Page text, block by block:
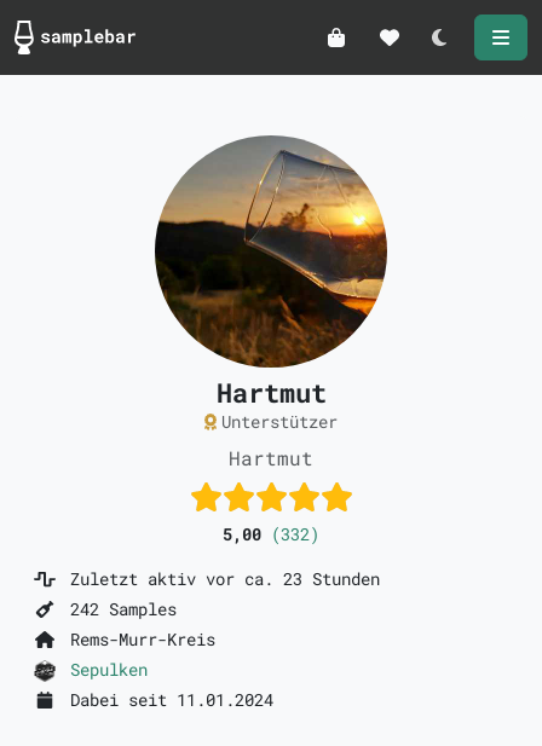
Darkmode
Hartmut
Unterstützer
Hartmut
5,00 (332)
Zuletzt aktiv vor ca. 23 Stunden
242 Samples
Rems-Murr-Kreis
Sepulken
Dabei seit 11.01.2024